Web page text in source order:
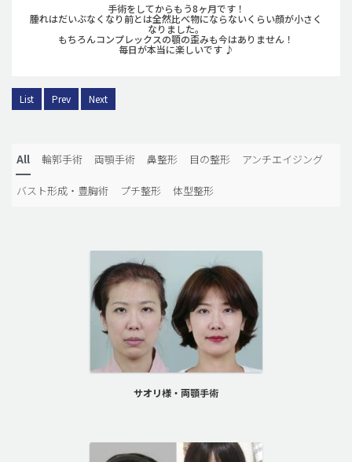
手術をしてからもう8ヶ月です！
腫れはだいぶなくなり前とは全然比べ物にならないくらい顔が小さく
なりました。
もちろんコンプレックスの顎の歪みも今はありません！
毎日が本当に楽しいです ♪
List Prev Next
All 輪郭手術 両顎手術 鼻整形 目の整形 アンチエイジング
バスト形成・豊胸術 プチ整形 体型整形
サオリ様・両顎手術